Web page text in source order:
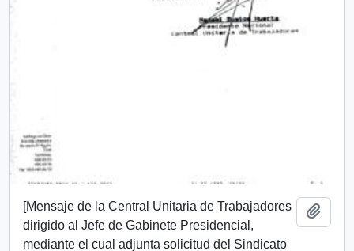
[Mensaje de la Central Unitaria de Trabajadores
dirigido al Jefe de Gabinete Presidencial,
mediante el cual adjunta solicitud del Sindicato